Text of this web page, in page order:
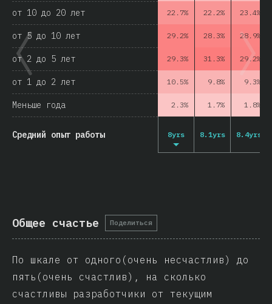
от 10 до 20 лет 22.7% 22.2% 23.4%
от 5 до 10 лет 29.2% 28.3% 28.9%
от 2 до 5 лет 29.3% 31.3% 29.2%
от 1 до 2 лет 10.5% 9.8% 9.3%
Меньше года 2.3% 1.7% 1.8%
Средний опыт работы 8yrs 8.1yrs 8.4yrs
Общее счастье Поделиться
По шкале от одного(очень несчастлив) до
пять(очень счастлив), на сколько
счастливы разработчики от текущим